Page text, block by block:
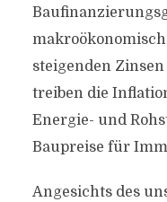
steigenden
treiben die
Energie- und
Baupreise für
Angesichts des